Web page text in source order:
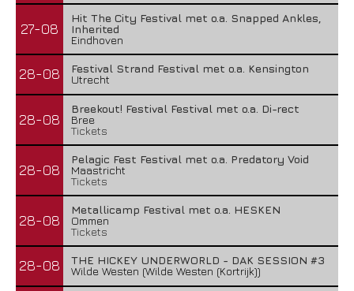
27-08
Hit The City Festival met o.a. Snapped Ankles,
Inherited
Eindhoven
28-08
Festival Strand Festival met o.a. Kensington
Utrecht
28-08
Breekout! Festival Festival met o.a. Di-rect
Bree
Tickets
28-08
Pelagic Fest Festival met o.a. Predatory Void
Maastricht
Tickets
28-08
Metallicamp Festival met o.a. HESKEN
Ommen
Tickets
28-08
THE HICKEY UNDERWORLD - DAK SESSION #3
Wilde Westen (Wilde Westen (Kortrijk))